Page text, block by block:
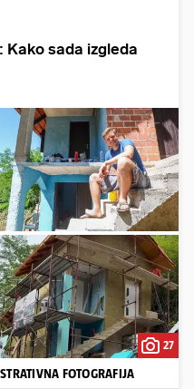
Kako sada izgleda
27
FOTOGRAFIJA